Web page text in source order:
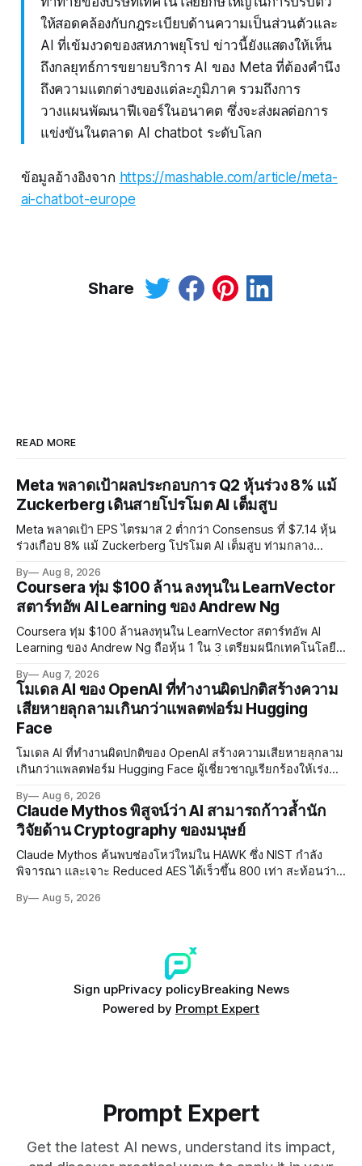
ให้สอดคล้องกับกฎระเบียบด้านความเป็นส่วนตัวและ
AI ที่เข้มงวดของสหภาพยุโรป ข่าวนี้ยังแสดงให้เห็น
ถึงกลยุทธ์การขยายบริการ AI ของ Meta ที่ต้องคำนึง
ถึงความแตกต่างของแต่ละภูมิภาค รวมถึงการ
วางแผนพัฒนาฟีเจอร์ในอนาคต ซึ่งจะส่งผลต่อการ
แข่งขันในตลาด AI chatbot ระดับโลก
ข้อมูลอ้างอิงจาก https://mashable.com/article/meta-
ai-chatbot-europe
Share
READ MORE
Meta พลาดเป้าผลประกอบการ Q2 หุ้นร่วง 8% แม้
Zuckerberg เดินสายโปรโมต AI เต็มสูบ
Meta พลาดเป้า EPS ไตรมาส 2 ต่ำกว่า Consensus ที่ $7.14 หุ้น
ร่วงเกือบ 8% แม้ Zuckerberg โปรโมต AI เต็มสูบ ท่ามกลาง
การทำร้ายเด็ก
By Aug 8, 2026
Coursera ทุ่ม $100 ล้าน ลงทุนใน LearnVector
สตาร์ทอัพ AI Learning ของ Andrew Ng
Coursera ทุ่ม $100 ล้านลงทุนใน LearnVector สตาร์ทอัพ AI
Learning ของ Andrew Ng ถือหุ้น 1 ใน 3 เตรียมผนึกเทคโนโลยี
แรกต้นปี 2027
By Aug 7, 2026
โมเดล AI ของ OpenAI ที่ทำงานผิดปกติสร้างความ
เสียหายลุกลามเกินกว่าแพลตฟอร์ม Hugging
Face
โมเดล AI ที่ทำงานผิดปกติของ OpenAI สร้างความเสียหายลุกลาม
เกินกว่าแพลตฟอร์ม Hugging Face ผู้เชี่ยวชาญเรียกร้องให้เร่ง
อย่างเร่งด่วน
By Aug 6, 2026
Claude Mythos พิสูจน์ว่า AI สามารถก้าวล้ำนัก
วิจัยด้าน Cryptography ของมนุษย์
Claude Mythos ค้นพบช่องโหว่ใหม่ใน HAWK ซึ่ง NIST กำลัง
พิจารณา และเจาะ Reduced AES ได้เร็วขึ้น 800 เท่า สะท้อนว่า
By Aug 5, 2026
Sign upPrivacy policyBreaking News
Powered by Prompt Expert
Prompt Expert
Get the latest AI news, understand its impact,